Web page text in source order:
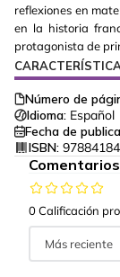
reflexiones en
en la historia
protagonista de
Número de
Idioma: Español
Fecha de
ISBN:
Comentarios
0 Calificación
Más reciente